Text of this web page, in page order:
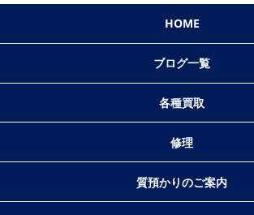
HOME
ブログ一覧
各種買取
修理
質預かりのご案内